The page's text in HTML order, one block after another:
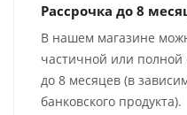
Рассрочка до 8
В нашем магазине
частичной или полной
до 8 месяцев (в
банковского продукта).